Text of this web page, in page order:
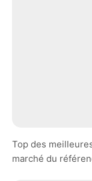
Top des
marché du